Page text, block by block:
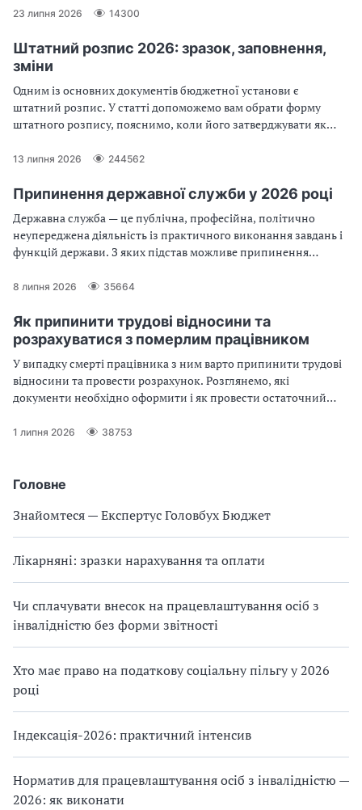
Головне
Знайомтеся — Експертус Головбух Бюджет
Лікарняні: зразки нарахування та оплати
Чи сплачувати внесок на працевлаштування осіб з
інвалідністю без форми звітності
Хто має право на податкову соціальну пільгу у 2026
році
Індексація-2026: практичний інтенсив
Норматив для працевлаштування осіб з інвалідністю —
2026: як виконати
23 липня 2026 14300
Штатний розпис 2026: зразок, заповнення,
зміни
Одним із основних документів бюджетної установи є
штатний розпис. У статті допоможемо вам обрати форму
штатного розпису, пояснимо, коли його затверджувати як
13 липня 2026 244562
Припинення державної служби у 2026 році
Державна служба — це публічна, професійна, політично
неупереджена діяльність із практичного виконання завдань і
функцій держави. З яких підстав можливе припинення
служби? З’ясуймо разом!
8 липня 2026 35664
Як припинити трудові відносини та
розрахуватися з померлим працівником
У випадку смерті працівника з ним варто припинити трудові
відносини та провести розрахунок. Розглянемо, які
документи необхідно оформити і як провести остаточний
1 липня 2026 38753